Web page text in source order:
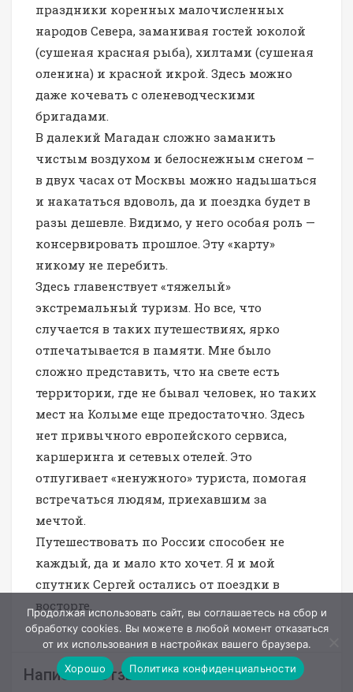
праздники коренных малочисленных
народов Севера, заманивая гостей юколой
(сушеная красная рыба), хилтами (сушеная
оленина) и красной икрой. Здесь можно
даже кочевать с оленеводческими
бригадами.
В далекий Магадан сложно заманить
чистым воздухом и белоснежным снегом –
в двух часах от Москвы можно надышаться
и накататься вдоволь, да и поездка будет в
разы дешевле. Видимо, у него особая роль —
консервировать прошлое. Эту «карту»
никому не перебить.
Здесь главенствует «тяжелый»
экстремальный туризм. Но все, что
случается в таких путешествиях, ярко
отпечатывается в памяти. Мне было
сложно представить, что на свете есть
территории, где не бывал человек, но таких
мест на Колыме еще предостаточно. Здесь
нет привычного европейского сервиса,
каршеринга и сетевых отелей. Это
отпугивает «ненужного» туриста, помогая
встречаться людям, приехавшим за
мечтой.
Путешествовать по России способен не
каждый, да и мало кто хочет. Я и мой
спутник Сергей остались от поездки в
восторге.
Написать отзыв
Продолжая использовать сайт, вы соглашаетесь на сбор и
обработку cookies. Вы можете в любой момент отказаться
от их использования в настройках вашего браузера.
Хорошо
Политика конфиденциальности